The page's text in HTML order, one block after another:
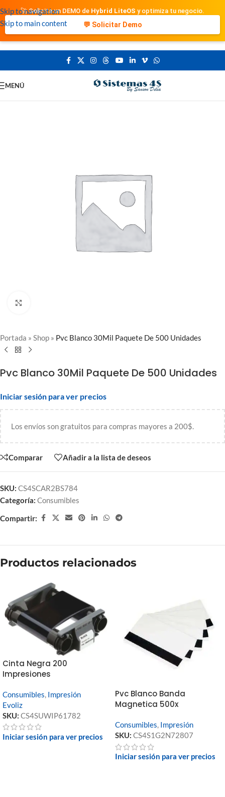
Skip to navigation
Skip to main content
🚀 Solicita un DEMO de Hybrid LiteOS y optimiza tu negocio.
💬 Solicitar Demo
MENÚ
Portada » Shop » Pvc Blanco 30Mil Paquete De 500 Unidades
Pvc Blanco 30Mil Paquete De 500 Unidades
Iniciar sesión para ver precios
Los envíos son gratuitos para compras mayores a 200$.
Comparar Añadir a la lista de deseos
SKU: CS4SCAR2BS784
Categoría: Consumibles
Compartir:
Productos relacionados
Cinta Negra 200
Impresiones
Consumibles, Impresión
Evoliz
SKU: CS4SUWIP61782
Iniciar sesión para ver precios
Pvc Blanco Banda
Magnetica 500x
Consumibles, Impresión
SKU: CS4S1G2N72807
Iniciar sesión para ver precios